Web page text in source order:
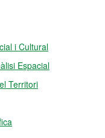
i Cultural
Espacial
Territori